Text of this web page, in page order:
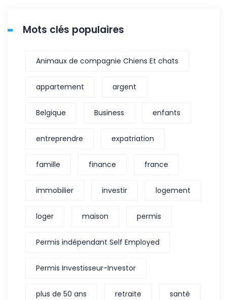
Mots clés populaires
Animaux de compagnie Chiens Et chats
appartement argent
Belgique Business enfants
entreprendre expatriation
famille finance france
immobilier investir logement
loger maison permis
Permis indépendant Self Employed
Permis Investisseur-Investor
plus de 50 ans retraite santé